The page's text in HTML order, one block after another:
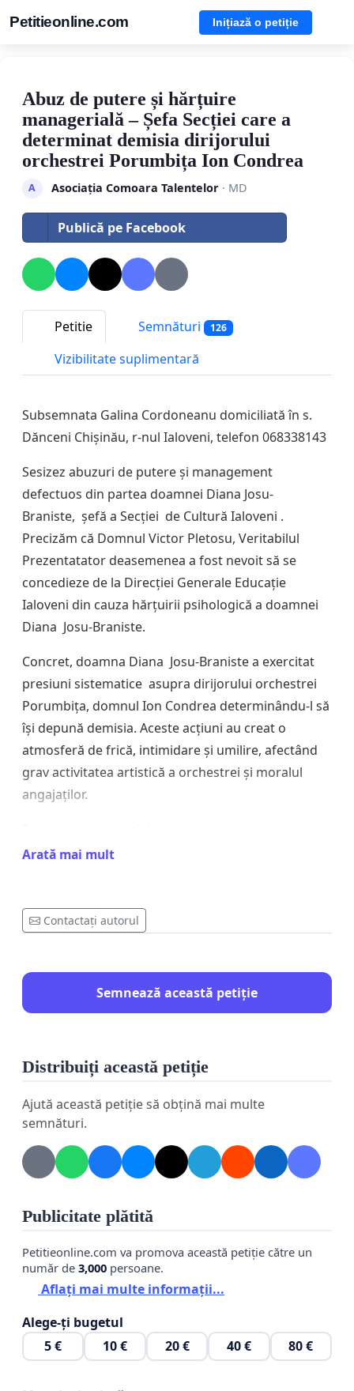
Petitieonline.com Inițiază o petiție
Abuz de putere și hărțuire
managerială – Șefa Secției care a
determinat demisia dirijorului
orchestrei Porumbița Ion Condrea
A Asociația Comoara Talentelor· MD
Publică pe Facebook
Petitie Semnături 126
Vizibilitate suplimentară
Subsemnata Galina Cordoneanu domiciliată în s.
Dănceni Chișinău, r-nul Ialoveni, telefon 068338143
Sesizez abuzuri de putere și management
defectuos din partea doamnei Diana Josu-
Braniste, șefă a Secției de Cultură Ialoveni .
Precizăm că Domnul Victor Pletosu, Veritabilul
Prezentatator deasemenea a fost nevoit să se
concedieze de la Direcției Generale Educație
Ialoveni din cauza hărțuirii psihologică a doamnei
Diana Josu-Braniste.
Concret, doamna Diana Josu-Braniste a exercitat
presiuni sistematice asupra dirijorului orchestrei
Porumbița, domnul Ion Condrea determinându-l să
își depună demisia. Aceste acțiuni au creat o
atmosferă de frică, intimidare și umilire, afectând
grav activitatea artistică a orchestrei și moralul
angajaților.
Folosirea abuzivă a funcției de conducere pentru a
Porumbița până la demisia acestuia.
Crearea unui climat toxic de teamă și favoritisme în
Ignorarea normelor de etică și deontologie
profesională în domeniul culturii.
Acest tip de comportament încalcă prevederile
și principiile bunei guvernări și respectării
demnității angajaților.
Solicităm autorităților competente:
Inițierea de urgență a unei verificări obiective și
complete privind activitatea doamnei Diana Josu-
Braniste.
Aplicarea sancțiunilor disciplinare prevăzute de
lege, inclusiv propunerea de eliberare din funcție
Arată mai mult
Contactați autorul
Semnează această petiție
Distribuiți această petiție
Ajută această petiție să obțină mai multe
semnături.
Publicitate plătită
Petitieonline.com va promova această petiție către un
număr de 3,000 persoane.
Aflați mai multe informații...
Alege-ți bugetul
5 €
10 € 20 € 40 € 80 €